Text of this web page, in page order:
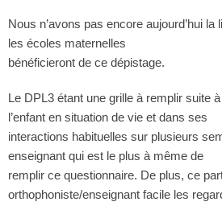
Nous n’avons pas encore aujourd’hui
les écoles maternelles
bénéficieront de ce dépistage.
Le DPL3 étant une grille à remplir suite
l’enfant en situation de vie et dans ses
interactions habituelles sur plusieurs
enseignant qui est le plus à même de
remplir ce questionnaire. De plus, ce
orthophoniste/enseignant facile les